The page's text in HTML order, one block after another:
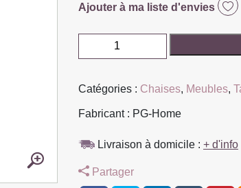
Ajouter à ma liste d'envies
quantité
de
HAUTE
STOCKHOLM
METAL
ASSISE
Catégories : Chaises, Meubles,
Fabricant : PG-Home
Livraison à domicile : + d'info
Partager